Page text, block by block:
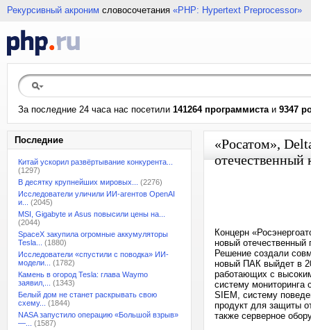
Рекурсивный акроним словосочетания «PHP: Hypertext Preprocessor»
За последние 24 часа нас посетили 141264 программистаи 9347
Последние
Китай ускорил развёртывание конкурента...
(1297)
В десятку крупнейших мировых...
(2276)
Исследователи уличили ИИ-агентов OpenAI
и...
(2045)
MSI, Gigabyte и Asus повысили цены на...
(2044)
SpaceX закупила огромные аккумуляторы
Tesla...
(1880)
Исследователи «спустили с поводка» ИИ-
модели...
(1782)
Камень в огород Tesla: глава Waymo
заявил,...
(1343)
Белый дом не станет раскрывать свою
схему...
(1844)
NASA запустило операцию «Большой взрыв»
—...
(1587)
«Росатом»,
отечественный
Концерн
новый
Решение создали
новый ПАК выйдет в
работающих с
систему мониторинга
SIEM, систему
продукт для защиты
также серверное